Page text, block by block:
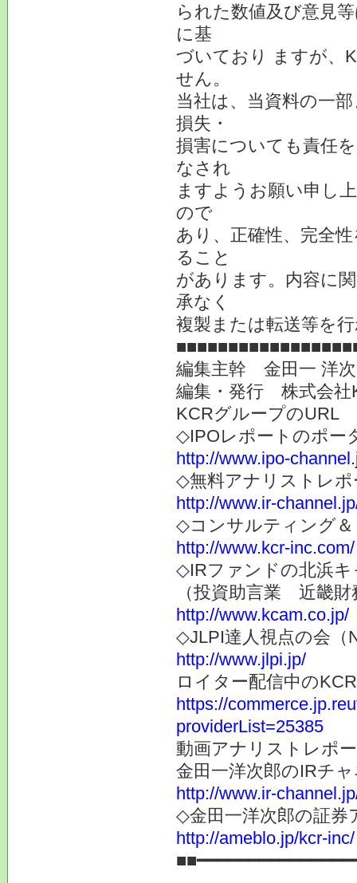
られた数値及び意見
に基
づいており ますが、
せん。
当社は、当資料の一
損失・
損害についても責任
なされ
ますようお願い申し
ので
あり、正確性、完全
ること
があります。内容に
承なく
複製または転送等を
編集主幹 金田一 洋
編集・発行 株式会社
KCRグループのURL
◇IPOレポートのポー
http://www.ipo-
◇無料アナリストレ
http://www.ir-
◇コンサルティング＆
http://www.kcr-inc.com/
◇IRファンドの北浜
（投資助言業 近畿財
http://www.kcam.co.jp/
◇JLPI達人視点の会（
http://www.jlpi.jp/
ロイター配信中の
https://
providerList=25385
動画アナリストレポ
金田一洋次郎のIRチ
http://www.ir-
◇金田一洋次郎の証券
http://ameblo.jp/kcr-inc/